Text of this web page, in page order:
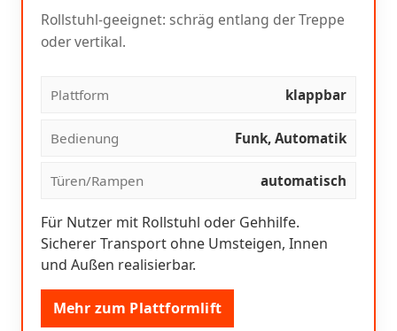
Rollstuhl-geeignet: schräg entlang der Treppe
oder vertikal.
Plattform klappbar
Bedienung Funk, Automatik
Türen/Rampen automatisch
Für Nutzer mit Rollstuhl oder Gehhilfe.
Sicherer Transport ohne Umsteigen, Innen
und Außen realisierbar.
Mehr zum Plattformlift